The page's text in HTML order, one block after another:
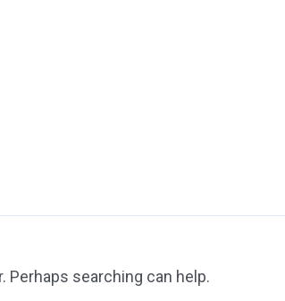
Perhaps searching can help.